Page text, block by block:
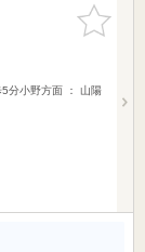
お気に入
りに追加
分小野方面 ： 山陽